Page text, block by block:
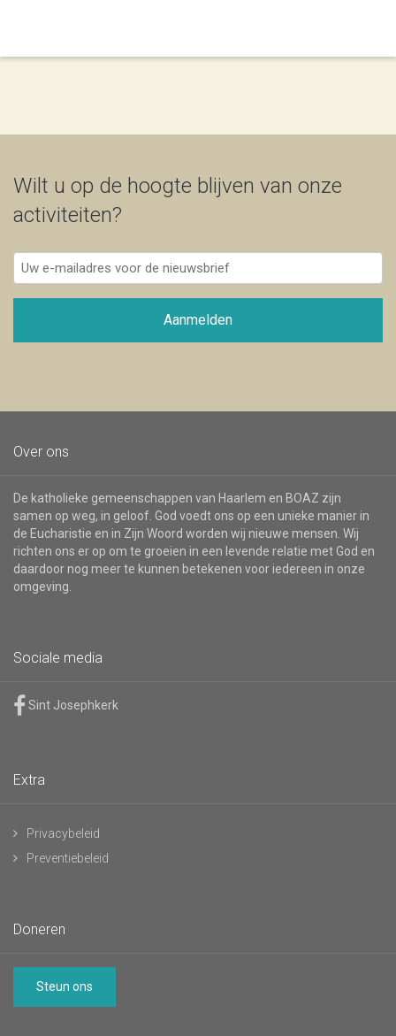
Wilt u op de hoogte blijven van onze
activiteiten?
Uw
e-
mailadres
de
Aanmelden
Over ons
De katholieke gemeenschappen van Haarlem en BOAZ zijn
samen op weg, in geloof. God voedt ons op een unieke manier in
de Eucharistie en in Zijn Woord worden wij nieuwe mensen. Wij
richten ons er op om te groeien in een levende relatie met God en
daardoor nog meer te kunnen betekenen voor iedereen in onze
omgeving.
Sociale media
Sint Josephkerk
Extra
Privacybeleid
Preventiebeleid
Doneren
Steun ons